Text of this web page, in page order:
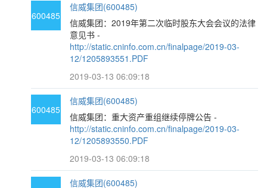
600485
信威集团(600485)
信威集团：2019年第二次临时股东大会会议的法律
意见书 -
http://static.cninfo.com.cn/finalpage/2019-03-
12/1205893551.PDF
2019-03-13 06:09:18
600485
信威集团(600485)
信威集团：重大资产重组继续停牌公告 -
http://static.cninfo.com.cn/finalpage/2019-03-
12/1205893550.PDF
2019-03-13 06:09:18
信威集团(600485)